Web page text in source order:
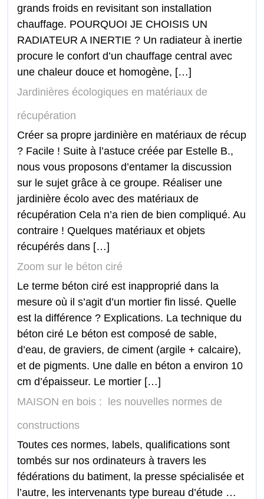
grands froids en revisitant son installation
chauffage. POURQUOI JE CHOISIS UN
RADIATEUR A INERTIE ? Un radiateur à inertie
procure le confort d’un chauffage central avec
une chaleur douce et homogène, […]
Jardinières écologiques en matériaux de
récupération
Créer sa propre jardinière en matériaux de récup
? Facile ! Suite à l’astuce créée par Estelle B.,
nous vous proposons d’entamer la discussion
sur le sujet grâce à ce groupe. Réaliser une
jardinière écolo avec des matériaux de
récupération Cela n’a rien de bien compliqué. Au
contraire ! Quelques matériaux et objets
récupérés dans […]
Zoom sur le béton ciré
Le terme béton ciré est inapproprié dans la
mesure où il s’agit d’un mortier fin lissé. Quelle
est la différence ? Explications. La technique du
béton ciré Le béton est composé de sable,
d’eau, de graviers, de ciment (argile + calcaire),
et de pigments. Une dalle en béton a environ 10
cm d’épaisseur. Le mortier […]
MAISON en bois : les nouvelles normes de
constructions
Toutes ces normes, labels, qualifications sont
tombés sur nos ordinateurs à travers les
fédérations du batiment, la presse spécialisée et
l’autre, les intervenants type bureau d’étude …